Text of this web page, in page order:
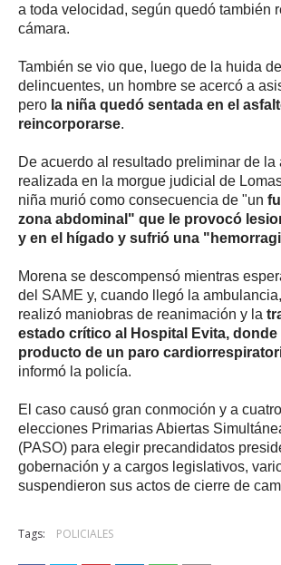
a toda velocidad, según quedó también
cámara.
También se vio que, luego de la huida
delincuentes, un hombre se acercó a
pero la niña quedó sentada en el
reincorporarse.
De acuerdo al resultado preliminar de la
realizada en la morgue judicial de
niña murió como consecuencia de "un
zona abdominal" que le provocó
y en el hígado y sufrió una
Morena se descompensó mientras
del SAME y, cuando llegó la
realizó maniobras de reanimación y la
estado crítico al Hospital Evita, donde
producto de un paro
informó la policía.
El caso causó gran conmoción y a
elecciones Primarias Abiertas
(PASO) para elegir precandidatos
gobernación y a cargos legislativos,
suspendieron sus actos de cierre de
Tags: POLICIALES